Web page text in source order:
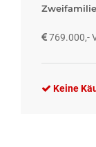
769.000,-
Keine